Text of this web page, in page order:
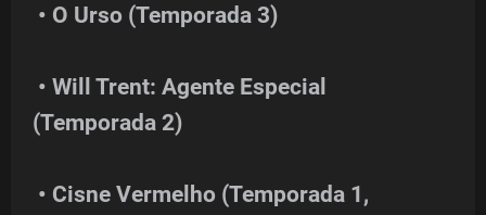
• O Urso (Temporada 3)
• Will Trent: Agente Especial
(Temporada 2)
• Cisne Vermelho (Temporada 1,